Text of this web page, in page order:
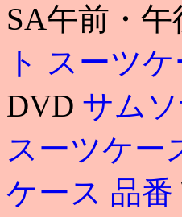
SA午前・
ト スーツ
DVD サム
スーツケー
ケース 品番